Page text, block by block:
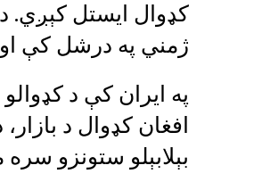
کډوال ایستل کېږي.
ژمني په درشل کې
په ایران کې د
افغان کډوال د
بېلابېلو ستونزو